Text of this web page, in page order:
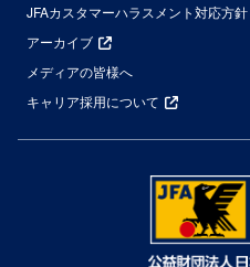
JFAカスタマーハラスメント対応方針
アーカイブ
メディアの皆様へ
キャリア採用について